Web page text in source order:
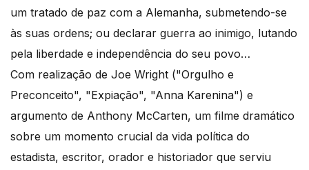
um tratado de paz com a Alemanha, submetendo-se
às suas ordens; ou declarar guerra ao inimigo, lutando
pela liberdade e independência do seu povo…
Com realização de Joe Wright ("Orgulho e
Preconceito", "Expiação", "Anna Karenina") e
argumento de Anthony McCarten, um filme dramático
sobre um momento crucial da vida política do
estadista, escritor, orador e historiador que serviu